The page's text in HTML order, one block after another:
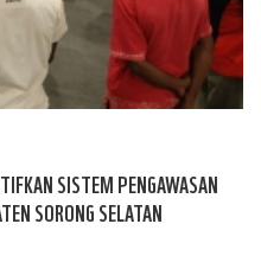
SISTEM PENGAWASAN
SORONG SELATAN